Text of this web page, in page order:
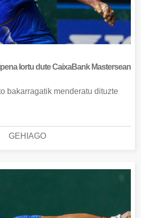
lortu dute CaixaBank Mastersean
bakarragatik menderatu dituzte
GEHIAGO